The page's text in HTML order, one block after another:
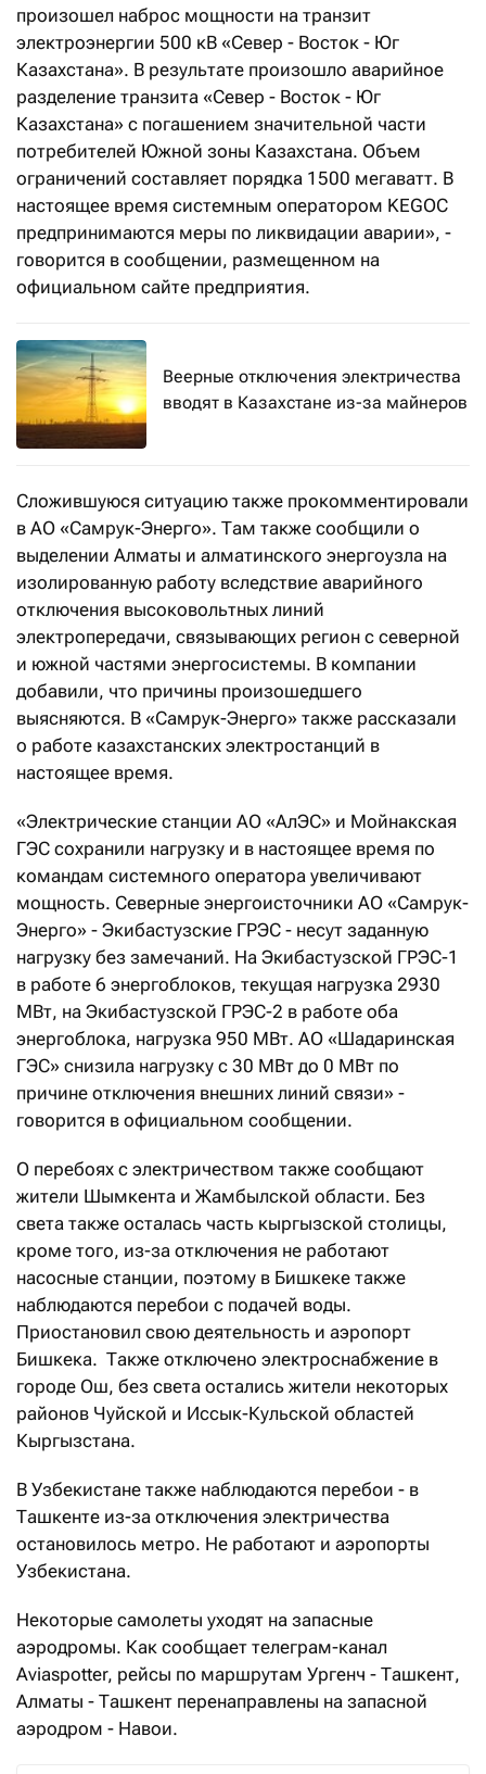
произошел наброс мощности на транзит
электроэнергии 500 кВ «Север - Восток - Юг
Казахстана». В результате произошло аварийное
разделение транзита «Север - Восток - Юг
Казахстана» с погашением значительной части
потребителей Южной зоны Казахстана. Объем
ограничений составляет порядка 1500 мегаватт. В
настоящее время системным оператором KEGOC
предпринимаются меры по ликвидации аварии», -
говорится в сообщении, размещенном на
официальном сайте предприятия.
Веерные отключения электричества
вводят в Казахстане из-за майнеров
Сложившуюся ситуацию также прокомментировали
в АО «Самрук-Энерго». Там также сообщили о
выделении Алматы и алматинского энергоузла на
изолированную работу вследствие аварийного
отключения высоковольтных линий
электропередачи, связывающих регион с северной
и южной частями энергосистемы. В компании
добавили, что причины произошедшего
выясняются. В «Самрук-Энерго» также рассказали
о работе казахстанских электростанций в
настоящее время.
«Электрические станции АО «АлЭС» и Мойнакская
ГЭС сохранили нагрузку и в настоящее время по
командам системного оператора увеличивают
мощность. Северные энергоисточники АО «Самрук-
Энерго» - Экибастузские ГРЭС - несут заданную
нагрузку без замечаний. На Экибастузской ГРЭС-1
в работе 6 энергоблоков, текущая нагрузка 2930
МВт, на Экибастузской ГРЭС-2 в работе оба
энергоблока, нагрузка 950 МВт. АО «Шадаринская
ГЭС» снизила нагрузку с 30 МВт до 0 МВт по
причине отключения внешних линий связи» -
говорится в официальном сообщении.
О перебоях с электричеством также сообщают
жители Шымкента и Жамбылской области. Без
света также осталась часть кыргызской столицы,
кроме того, из-за отключения не работают
насосные станции, поэтому в Бишкеке также
наблюдаются перебои с подачей воды.
Приостановил свою деятельность и аэропорт
Бишкека. Также отключено электроснабжение в
городе Ош, без света остались жители некоторых
районов Чуйской и Иссык-Кульской областей
Кыргызстана.
В Узбекистане также наблюдаются перебои - в
Ташкенте из-за отключения электричества
остановилось метро. Не работают и аэропорты
Узбекистана.
Некоторые самолеты уходят на запасные
аэродромы. Как сообщает телеграм-канал
Aviaspotter, рейсы по маршрутам Ургенч - Ташкент,
Алматы - Ташкент перенаправлены на запасной
аэродром - Навои.